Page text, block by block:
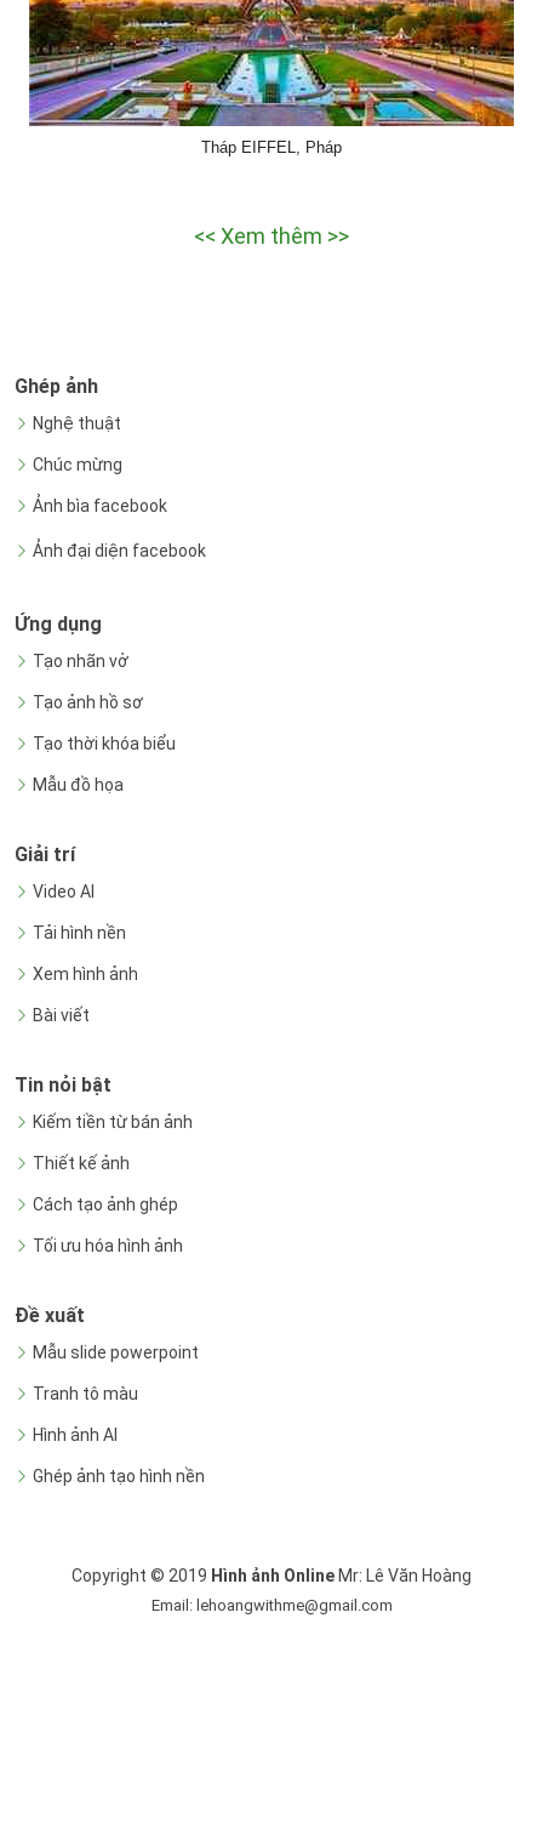
Tháp EIFFEL, Pháp
<< Xem thêm >>
Ghép ảnh
Nghệ thuật
Chúc mừng
Ảnh bìa facebook
Ảnh đại diện facebook
Ứng dụng
Tạo nhãn vở
Tạo ảnh hồ sơ
Tạo thời khóa biểu
Mẫu đồ họa
Giải trí
Video AI
Tải hình nền
Xem hình ảnh
Bài viết
Tin nỏi bật
Kiếm tiền từ bán ảnh
Thiết kế ảnh
Cách tạo ảnh ghép
Tối ưu hóa hình ảnh
Đề xuất
Mẫu slide powerpoint
Tranh tô màu
Hình ảnh AI
Ghép ảnh tạo hình nền
Copyright © 2019 Hình ảnh OnlineMr: Lê Văn Hoàng
Email: lehoangwithme@gmail.com